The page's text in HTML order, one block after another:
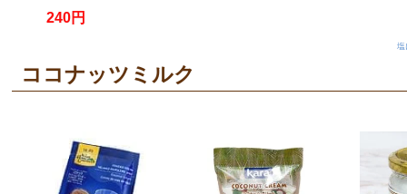
タイニン
240円
塩
ココナッツミルク